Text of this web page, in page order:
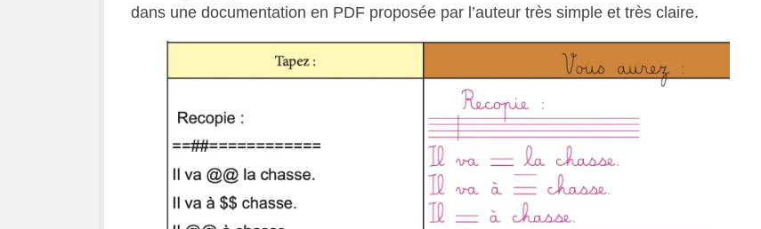
dans une documentation en PDF proposée par l’auteur très simple et très claire.